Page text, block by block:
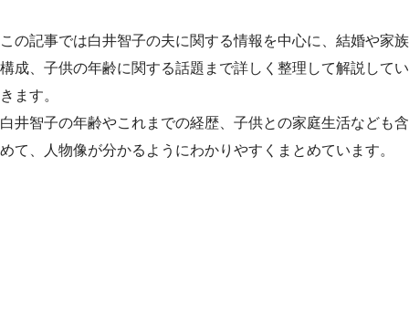
この記事では白井智子の夫に関する情報を中心に、結婚や家族
構成、子供の年齢に関する話題まで詳しく整理して解説してい
きます。
白井智子の年齢やこれまでの経歴、子供との家庭生活なども含
めて、人物像が分かるようにわかりやすくまとめています。